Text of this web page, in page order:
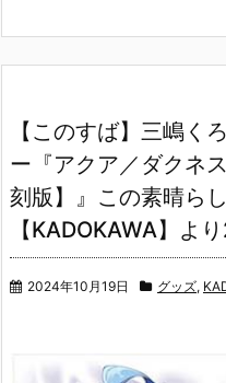
【このすば】三嶋く
ー『アクア／ダクネ
刻版】』この素晴ら
【KADOKAWA】よ
2024年10月19日 グッズ,